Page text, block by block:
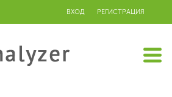
ВХОД РЕГИСТРАЦИЯ